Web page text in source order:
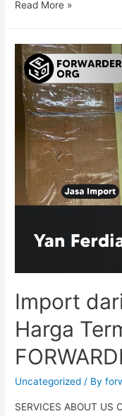
Read More »
Import
Harga
Uncategorized / By
SERVICES ABOUT US